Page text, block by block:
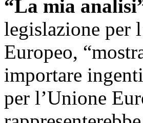
“La mia
legislazione per
Europeo,
importare
per l’Unione